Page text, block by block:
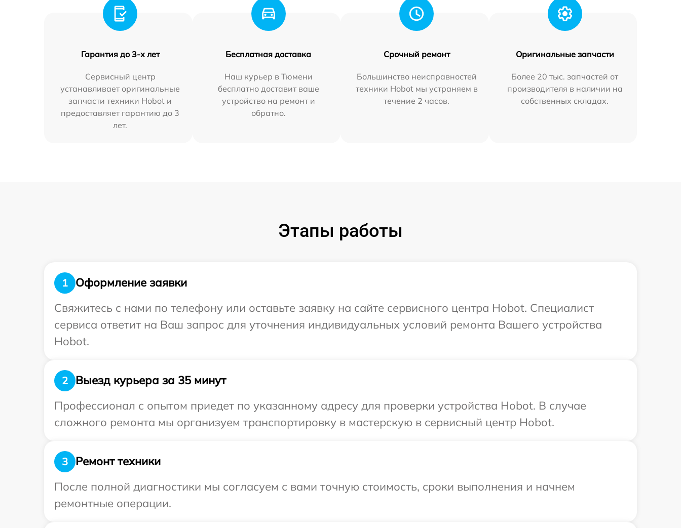
Гарантия до 3-х лет
Сервисный центр
устанавливает оригинальные
запчасти техники Hobot и
предоставляет гарантию до 3
лет.
Бесплатная доставка
Наш курьер в Тюмени
бесплатно доставит ваше
устройство на ремонт и
обратно.
Срочный ремонт
Большинство неисправностей
техники Hobot мы устраняем в
течение 2 часов.
Оригинальные запчасти
Более 20 тыс. запчастей от
производителя в наличии на
собственных складах.
Этапы работы
1
Оформление заявки
Свяжитесь с нами по телефону или оставьте заявку на сайте сервисного центра Hobot. Специалист
сервиса ответит на Ваш запрос для уточнения индивидуальных условий ремонта Вашего устройства
Hobot.
2
Выезд курьера за 35 минут
Профессионал с опытом приедет по указанному адресу для проверки устройства Hobot. В случае
сложного ремонта мы организуем транспортировку в мастерскую в сервисный центр Hobot.
3
Ремонт техники
После полной диагностики мы согласуем с вами точную стоимость, сроки выполнения и начнем
ремонтные операции.